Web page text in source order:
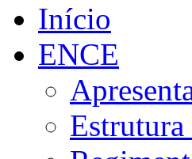
Início
ENCE